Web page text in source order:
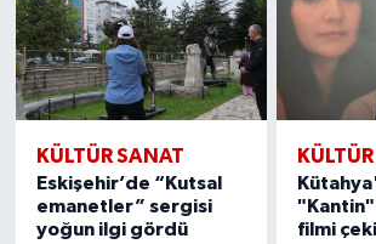
KÜLTÜR SANAT
Eskişehir’de “Kutsal
emanetler” sergisi
yoğun ilgi gördü
"Kantin"
filmi